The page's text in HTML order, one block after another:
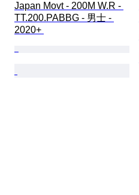
Japan Movt - 200M W.R -
TT.200.PABBG - 男士 -
2020+